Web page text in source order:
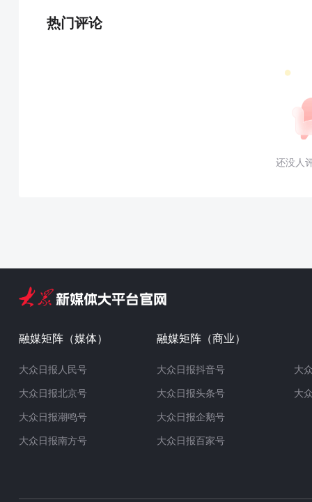
热门评论
还没人
融媒矩阵（媒体）
大众日报人民号
大众日报北京号
大众日报潮鸣号
大众日报南方号
融媒矩阵（商业）
大众日报抖音号
大众日报头条号
大众日报企鹅号
大众日报百家号
大
大